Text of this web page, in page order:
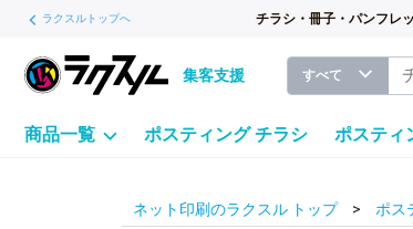
ラクスルトップへ チラシ・冊子・パンフレ
集客支援 すべて
商品一覧 ポスティング チラシ ポスティ
ネット印刷のラクスル トップ ポス